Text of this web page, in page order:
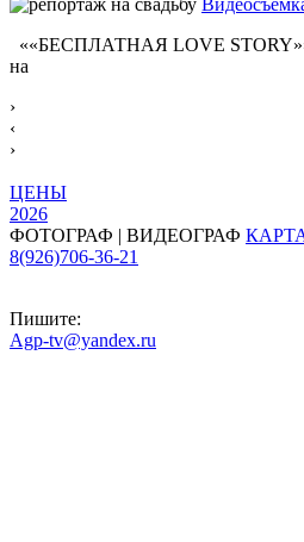
««БЕСПЛАТНАЯ LOVE STORY»»
на
›
‹
›
ЦЕНЫ
2026
ФОТОГРАФ | ВИДЕОГРАФ
8(926)706-36-21
Пишите:
Agp-tv@yandex.ru